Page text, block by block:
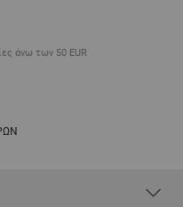
άνω των 50 EUR